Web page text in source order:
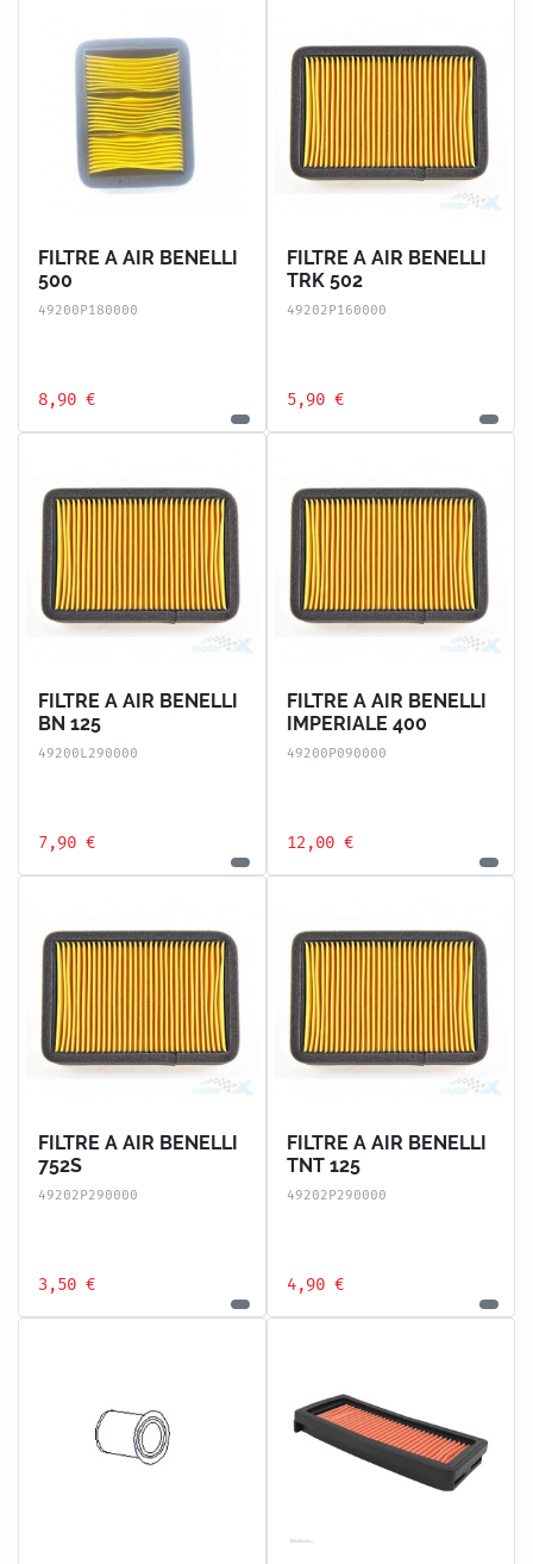
FILTRE A AIR BENELLI
500
49200P180000
8,90 €
FILTRE A AIR BENELLI
TRK 502
49202P160000
5,90 €
FILTRE A AIR BENELLI
BN 125
49200L290000
7,90 €
FILTRE A AIR BENELLI
IMPERIALE 400
49200P090000
12,00 €
FILTRE A AIR BENELLI
752S
49202P290000
3,50 €
FILTRE A AIR BENELLI
TNT 125
49202P290000
4,90 €